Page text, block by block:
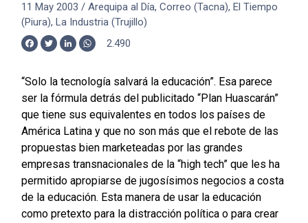
11 May 2003 / Arequipa al Día, Correo (Tacna), El Tiempo
(Piura), La Industria (Trujillo)
Facebook
TwitterLinkedInWhatsApp
2.490
“Solo la tecnología salvará la educación”. Esa parece
ser la fórmula detrás del publicitado “Plan Huascarán”
que tiene sus equivalentes en todos los países de
América Latina y que no son más que el rebote de las
propuestas bien marketeadas por las grandes
empresas transnacionales de la “high tech” que les ha
permitido apropiarse de jugosísimos negocios a costa
de la educación. Esta manera de usar la educación
como pretexto para la distracción política o para crear